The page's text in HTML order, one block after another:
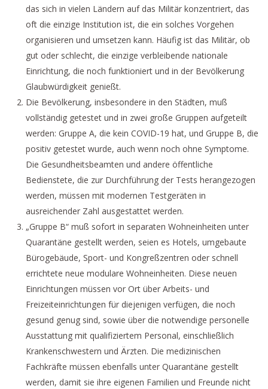
das sich in vielen Ländern auf das Militär konzentriert, das
oft die einzige Institution ist, die ein solches Vorgehen
organisieren und umsetzen kann. Häufig ist das Militär, ob
gut oder schlecht, die einzige verbleibende nationale
Einrichtung, die noch funktioniert und in der Bevölkerung
Glaubwürdigkeit genießt.
Die Bevölkerung, insbesondere in den Städten, muß
vollständig getestet und in zwei große Gruppen aufgeteilt
werden: Gruppe A, die kein COVID-19 hat, und Gruppe B, die
positiv getestet wurde, auch wenn noch ohne Symptome.
Die Gesundheitsbeamten und andere öffentliche
Bedienstete, die zur Durchführung der Tests herangezogen
werden, müssen mit modernen Testgeräten in
ausreichender Zahl ausgestattet werden.
„Gruppe B“ muß sofort in separaten Wohneinheiten unter
Quarantäne gestellt werden, seien es Hotels, umgebaute
Bürogebäude, Sport- und Kongreßzentren oder schnell
errichtete neue modulare Wohneinheiten. Diese neuen
Einrichtungen müssen vor Ort über Arbeits- und
Freizeiteinrichtungen für diejenigen verfügen, die noch
gesund genug sind, sowie über die notwendige personelle
Ausstattung mit qualifiziertem Personal, einschließlich
Krankenschwestern und Ärzten. Die medizinischen
Fachkräfte müssen ebenfalls unter Quarantäne gestellt
werden, damit sie ihre eigenen Familien und Freunde nicht